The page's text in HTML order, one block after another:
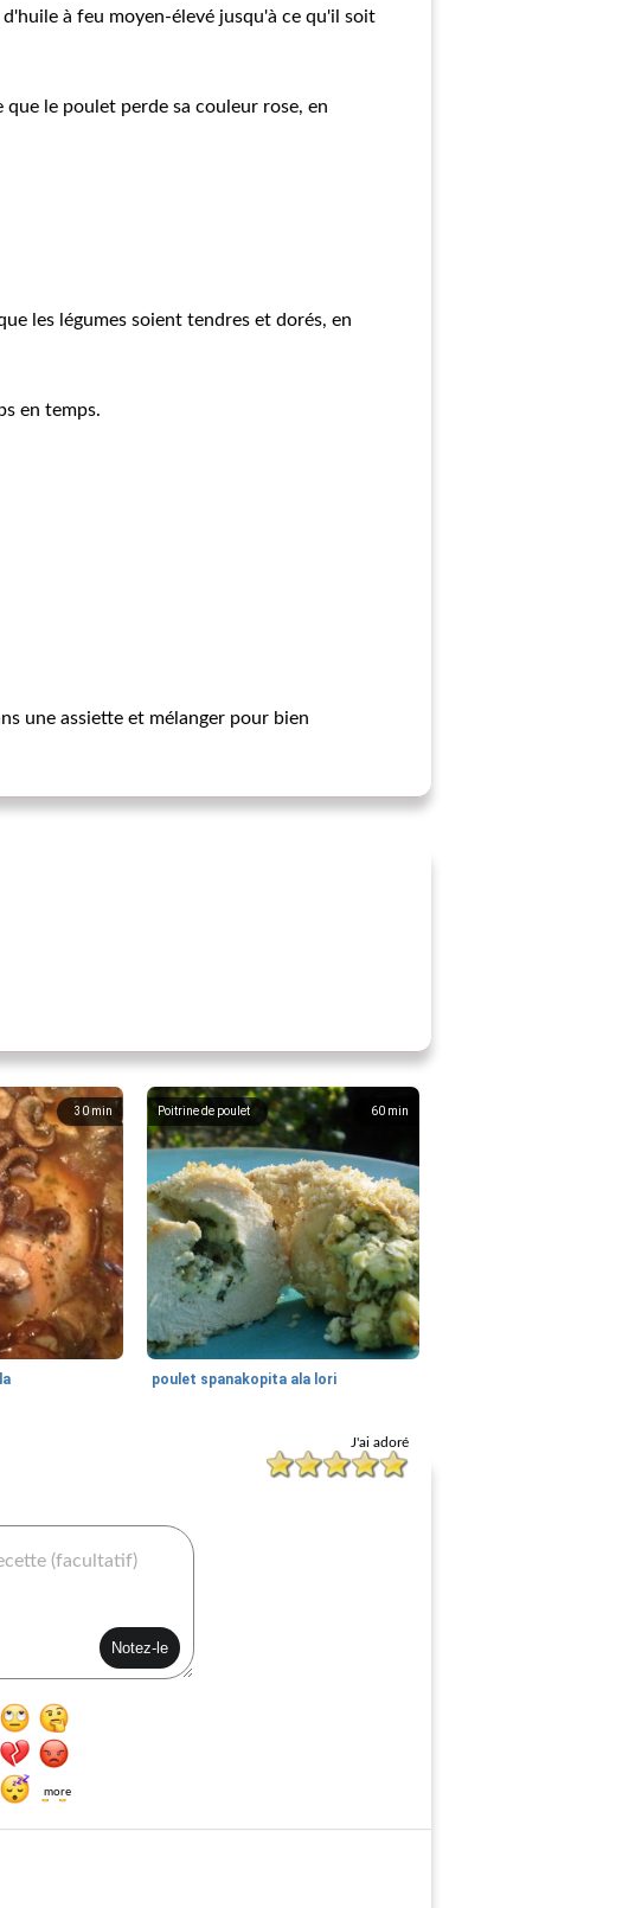
à feu moyen-élevé jusqu'à ce qu'il soit
le poulet perde sa couleur rose, en
les légumes soient tendres et dorés, en
en temps.
une assiette et mélanger pour bien
30 min 60 min
Poitrine de poulet
poulet spanakopita ala lori
J'ai adoré
more